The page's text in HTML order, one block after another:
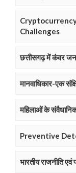
Challenges
छत्तीसगढ़ में कंवर
मानवाधिकार-एक
महिलाओं के
Preventive
भारतीय राजनीति